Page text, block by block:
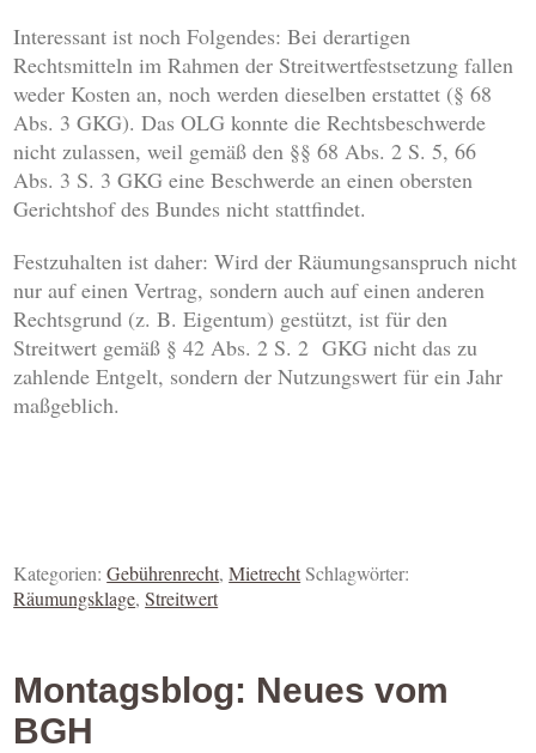
Interessant ist noch Folgendes: Bei derartigen
Rechtsmitteln im Rahmen der Streitwertfestsetzung fallen
weder Kosten an, noch werden dieselben erstattet (§ 68
Abs. 3 GKG). Das OLG konnte die Rechtsbeschwerde
nicht zulassen, weil gemäß den §§ 68 Abs. 2 S. 5, 66
Abs. 3 S. 3 GKG eine Beschwerde an einen obersten
Gerichtshof des Bundes nicht stattfindet.
Festzuhalten ist daher: Wird der Räumungsanspruch nicht
nur auf einen Vertrag, sondern auch auf einen anderen
Rechtsgrund (z. B. Eigentum) gestützt, ist für den
Streitwert gemäß § 42 Abs. 2 S. 2 GKG nicht das zu
zahlende Entgelt, sondern der Nutzungswert für ein Jahr
maßgeblich.
Kategorien:Gebührenrecht,MietrechtSchlagwörter:
Räumungsklage,Streitwert
Montagsblog: Neues vom
BGH